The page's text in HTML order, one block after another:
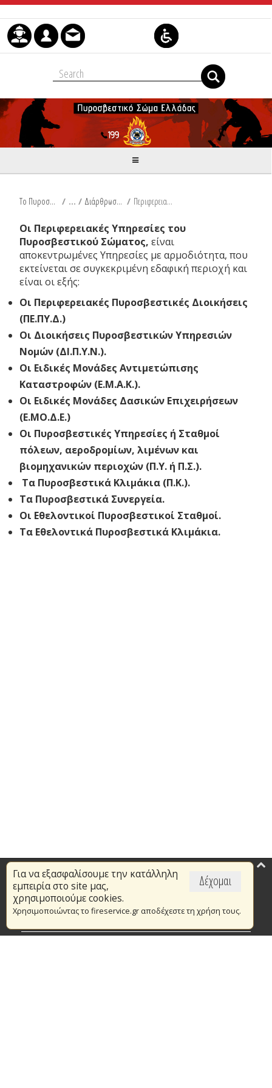
Μετάβαση στο περιεχόμενο
Το Πυροσβεστικό Σώμα / Διάρθρωση Υπηρεσιών / Περιφερειακές Υπηρεσίες
Οι Περιφερειακές Υπηρεσίες του
Πυροσβεστικού Σώματος, είναι
αποκεντρωμένες Υπηρεσίες με αρμοδιότητα, που
εκτείνεται σε συγκεκριμένη εδαφική περιοχή και
είναι οι εξής:
Οι Περιφερειακές Πυροσβεστικές Διοικήσεις
(ΠΕ.ΠΥ.Δ.)
Οι Διοικήσεις Πυροσβεστικών Υπηρεσιών
Νομών (ΔΙ.Π.Υ.Ν.).
Οι Ειδικές Μονάδες Αντιμετώπισης
Καταστροφών (Ε.Μ.Α.Κ.).
Οι Ειδικές Μονάδες Δασικών Επιχειρήσεων
(Ε.ΜΟ.Δ.Ε.)
Οι Πυροσβεστικές Υπηρεσίες ή Σταθμοί
πόλεων, αεροδρομίων, λιμένων και
βιομηχανικών περιοχών (Π.Υ. ή Π.Σ.).
Τα Πυροσβεστικά Κλιμάκια (Π.Κ.).
Τα Πυροσβεστικά Συνεργεία.
Οι Εθελοντικοί Πυροσβεστικοί Σταθμοί.
Τα Εθελοντικά Πυροσβεστικά Κλιμάκια.
Δέχομαι
Για να εξασφαλίσουμε την κατάλληλη
εμπειρία στο site μας,
χρησιμοποιούμε cookies.
Χρησιμοποιώντας το fireservice.gr αποδέχεστε τη χρήση τους.
Επικαιρότητα
Το Πυροσβεστικό Σώμα